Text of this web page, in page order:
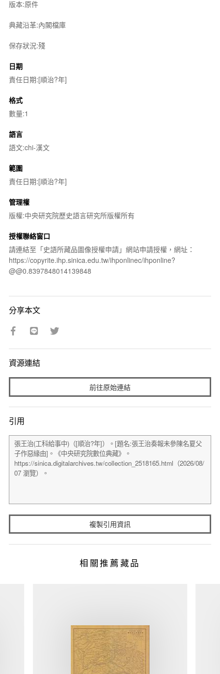
版本:原件
典藏沿革:內閣檔庫
保存狀況:殘
日期
責任日期:[順治?年]
格式
數量:1
語言
語文:chi-漢文
範圍
責任日期:[順治?年]
管理權
版權:中央研究院歷史語言研究所版權所有
授權聯絡窗口
請連結至「史語所藏品圖像授權申請」網站申請授權，網址：
https://copyrite.ihp.sinica.edu.tw/ihponlinec/ihponline?
@@0.8397848014139848
分享本文
資源連結
前往原始連結
引用
複製引用資訊
相關推薦藏品